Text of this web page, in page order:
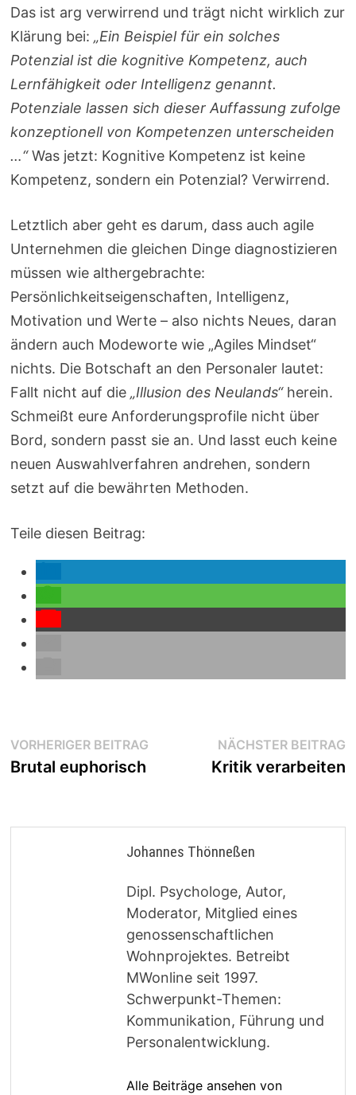
Das ist arg verwirrend und trägt nicht wirklich zur
Klärung bei:„Ein Beispiel für ein solches
Potenzial ist die kognitive Kompetenz, auch
Lernfähigkeit oder Intelligenz genannt.
Potenziale lassen sich dieser Auffassung zufolge
konzeptionell von Kompetenzen unterscheiden
…“Was jetzt: Kognitive Kompetenz ist keine
Kompetenz, sondern ein Potenzial? Verwirrend.
Letztlich aber geht es darum, dass auch agile
Unternehmen die gleichen Dinge diagnostizieren
müssen wie althergebrachte:
Persönlichkeitseigenschaften, Intelligenz,
Motivation und Werte – also nichts Neues, daran
ändern auch Modeworte wie „Agiles Mindset“
nichts. Die Botschaft an den Personaler lautet:
Fallt nicht auf die„Illusion des Neulands“herein.
Schmeißt eure Anforderungsprofile nicht über
Bord, sondern passt sie an. Und lasst euch keine
neuen Auswahlverfahren andrehen, sondern
setzt auf die bewährten Methoden.
Teile diesen Beitrag:
Beitragsnavigation
VORHERIGER BEITRAG Vorheriger
Brutal euphorisch
NÄCHSTER BEITRAG
Kritik verarbeiten
Johannes Thönneßen
Dipl. Psychologe, Autor,
Moderator, Mitglied eines
genossenschaftlichen
Wohnprojektes. Betreibt
MWonline seit 1997.
Schwerpunkt-Themen:
Kommunikation, Führung und
Personalentwicklung.
Alle Beiträge ansehen von